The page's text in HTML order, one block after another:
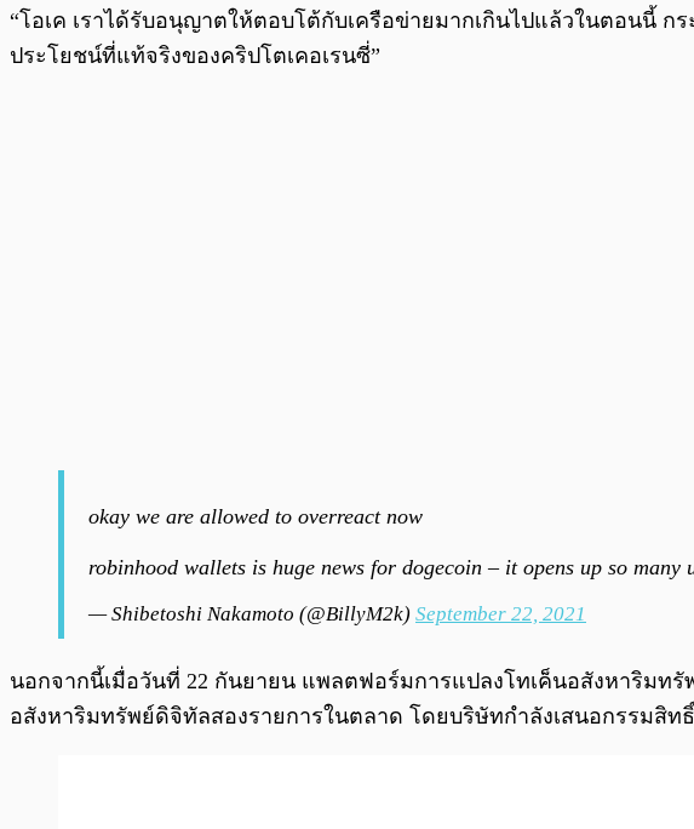
“โอเค เราได้รับอนุญาตให้ตอบโต้กับเครือข่ายมากเกินไปแล้วในตอนนี้ ก
ประโยชน์ที่แท้จริงของคริปโตเคอเรนซี่”
okay we are allowed to overreact now
robinhood wallets is huge news for dogecoin – it opens up so
— Shibetoshi Nakamoto (@BillyM2k) September 22, 2021
นอกจากนี้เมื่อวันที่ 22 กันยายน แพลตฟอร์มการแปลงโทเค็นอสังหาริมทรัพ
อสังหาริมทรัพย์ดิจิทัลสองรายการในตลาด โดยบริษัทกำลังเสนอกรรมสิ